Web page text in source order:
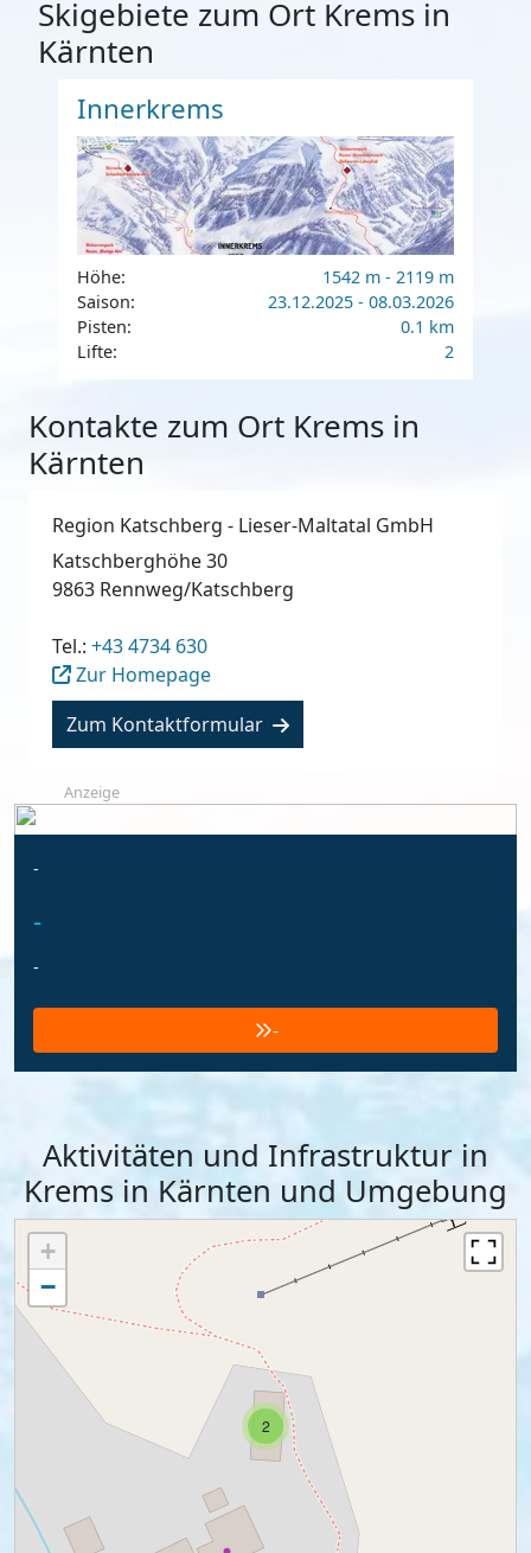
Skigebiete zum Ort Krems in
Kärnten
Innerkrems
Höhe:
1542 m - 2119 m
Saison:
23.12.2025 - 08.03.2026
Pisten:
0.1 km
Lifte:
2
Kontakte zum Ort Krems in
Kärnten
Region Katschberg - Lieser-Maltatal GmbH
Katschberghöhe 30
9863 Rennweg/Katschberg
Tel.: +43 4734 630
Zur Homepage
Zum Kontaktformular
Anzeige
-
-
-
-
Aktivitäten und Infrastruktur in
Krems in Kärnten und Umgebung
2
+
−